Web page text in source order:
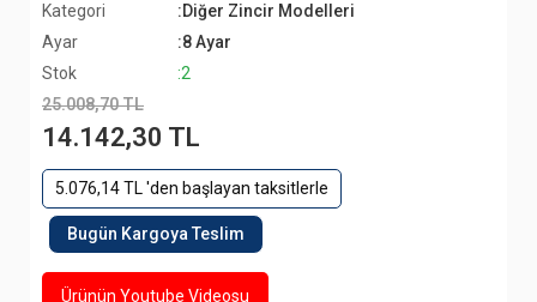
Kategori
:Diğer Zincir Modelleri
Ayar
:8 Ayar
Stok
:2
25.008,70 TL
14.142,30 TL
5.076,14 TL 'den başlayan taksitlerle
Bugün Kargoya Teslim
Ürünün Youtube Videosu